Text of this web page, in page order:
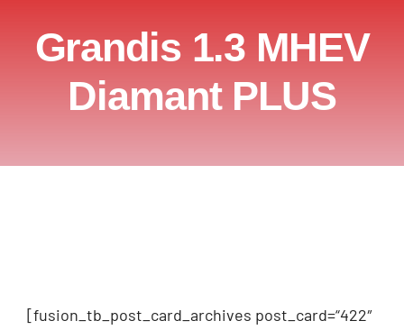
Service
Über uns
Grandis 1.3 MHEV
Diamant PLUS
[fusion_tb_post_card_archives post_card=“422″